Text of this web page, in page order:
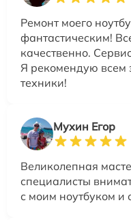
Ремонт моего
фантастическим!
качественно.
Я рекомендую всем
техники!
Мухин Егор
Великолепная
специалисты
с моим ноутбуком и